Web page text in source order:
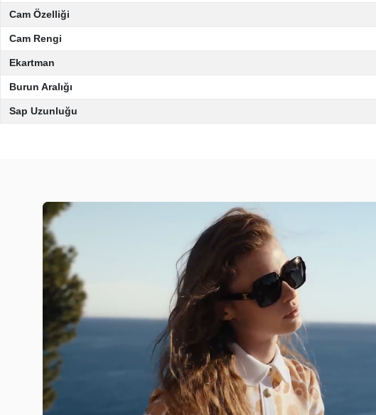
Cam Özelliği
Cam Rengi
Ekartman
Burun Aralığı
Sap Uzunluğu